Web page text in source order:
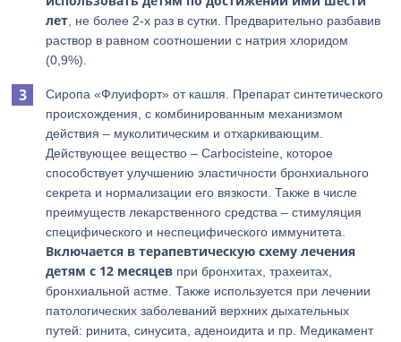
лет , не более 2-х раз в сутки. Предварительно разбавив
раствор в равном соотношении с натрия хлоридом
(0,9%).
Сиропа «Флуифорт» от кашля. Препарат синтетического
происхождения, с комбинированным механизмом
действия – муколитическим и отхаркивающим.
Действующее вещество – Carbocisteine, которое
способствует улучшению эластичности бронхиального
секрета и нормализации его вязкости. Также в числе
преимуществ лекарственного средства – стимуляция
специфического и неспецифического иммунитета.
Включается в терапевтическую схему лечения
детям с 12 месяцев при бронхитах, трахеитах,
бронхиальной астме. Также используется при лечении
патологических заболеваний верхних дыхательных
путей: ринита, синусита, аденоидита и пр. Медикамент